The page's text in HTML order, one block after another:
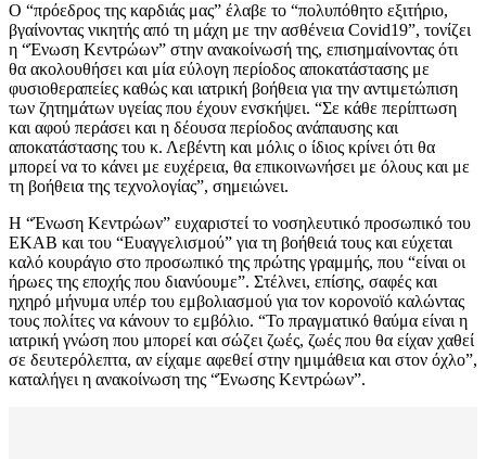
Ο “πρόεδρος της καρδιάς μας” έλαβε το “πολυπόθητο εξιτήριο,
βγαίνοντας νικητής από τη μάχη με την ασθένεια Covid19”, τονίζει
η “Ένωση Κεντρώων” στην ανακοίνωσή της, επισημαίνοντας ότι
θα ακολουθήσει και μία εύλογη περίοδος αποκατάστασης με
φυσιοθεραπείες καθώς και ιατρική βοήθεια για την αντιμετώπιση
των ζητημάτων υγείας που έχουν ενσκήψει. “Σε κάθε περίπτωση
και αφού περάσει και η δέουσα περίοδος ανάπαυσης και
αποκατάστασης του κ. Λεβέντη και μόλις ο ίδιος κρίνει ότι θα
μπορεί να το κάνει με ευχέρεια, θα επικοινωνήσει με όλους και με
τη βοήθεια της τεχνολογίας”, σημειώνει.
Η “Ένωση Κεντρώων” ευχαριστεί το νοσηλευτικό προσωπικό του
ΕΚΑΒ και του “Ευαγγελισμού” για τη βοήθειά τους και εύχεται
καλό κουράγιο στο προσωπικό της πρώτης γραμμής, που “είναι οι
ήρωες της εποχής που διανύουμε”. Στέλνει, επίσης, σαφές και
ηχηρό μήνυμα υπέρ του εμβολιασμού για τον κορονοϊό καλώντας
τους πολίτες να κάνουν το εμβόλιο. “Το πραγματικό θαύμα είναι η
ιατρική γνώση που μπορεί και σώζει ζωές, ζωές που θα είχαν χαθεί
σε δευτερόλεπτα, αν είχαμε αφεθεί στην ημιμάθεια και στον όχλο”,
καταλήγει η ανακοίνωση της “Ένωσης Κεντρώων”.